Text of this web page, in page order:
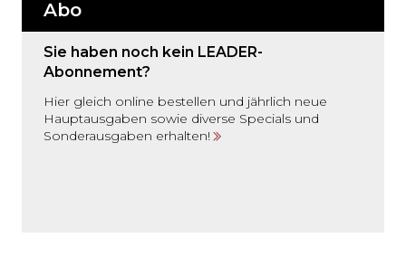
Abo
Sie haben noch kein LEADER-
Abonnement?
Hier gleich online bestellen und jährlich neue
Hauptausgaben sowie diverse Specials und
Sonderausgaben erhalten!